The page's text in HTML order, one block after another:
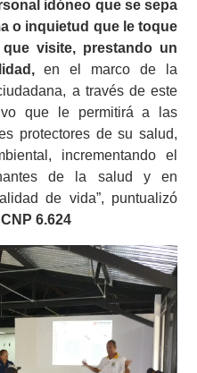
idóneo que se sepa
o inquietud que le toque
visite, prestando un
en el marco de la
a través de este
que le permitirá a las
protectores de su salud,
incrementando el
de la salud y en
de vida”, puntualizó
6.624